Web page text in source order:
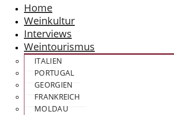
Home
Weinkultur
Interviews
Weintourismus
ITALIEN
PORTUGAL
GEORGIEN
FRANKREICH
MOLDAU